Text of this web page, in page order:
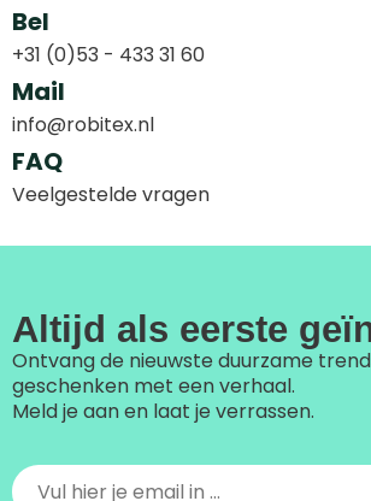
Bel
+31 (0)53 - 433 31 60
Mail
info@robitex.nl
FAQ
Veelgestelde vragen
Altijd als eerste
Ontvang de nieuwste duurzame
geschenken met een verhaal.
Meld je aan en laat je verrassen.